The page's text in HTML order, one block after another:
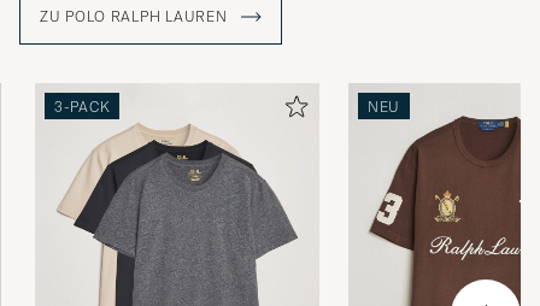
ZU POLO RALPH LAUREN
3-PACK NEU